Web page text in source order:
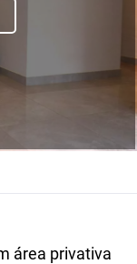
área privativa